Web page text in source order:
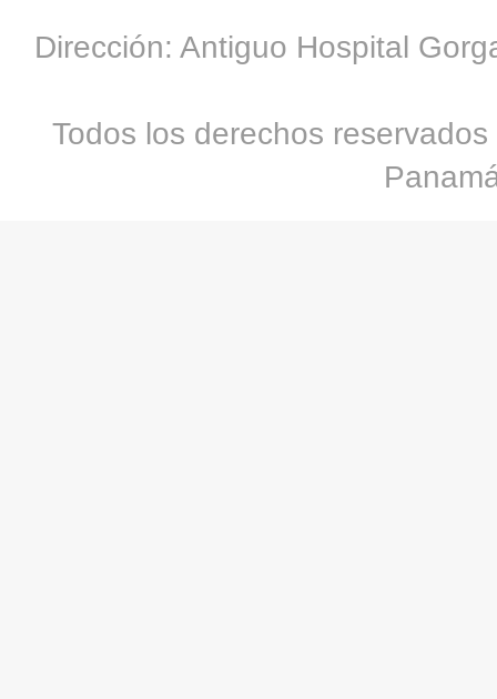
Dirección: Antiguo Hospital
Todos los derechos